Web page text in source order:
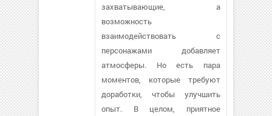
захватывающие, а
возможность
взаимодействовать с
персонажами добавляет
атмосферы. Но есть пара
моментов, которые требуют
доработки, чтобы улучшить
опыт. В целом, приятное